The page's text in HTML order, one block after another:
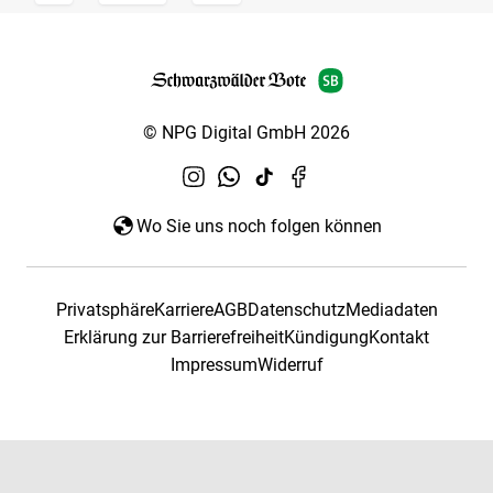
© NPG Digital GmbH 2026
Wo Sie uns noch folgen können
PrivatsphäreKarriereAGBDatenschutzMediadaten
Erklärung zur BarrierefreiheitKündigungKontakt
ImpressumWiderruf